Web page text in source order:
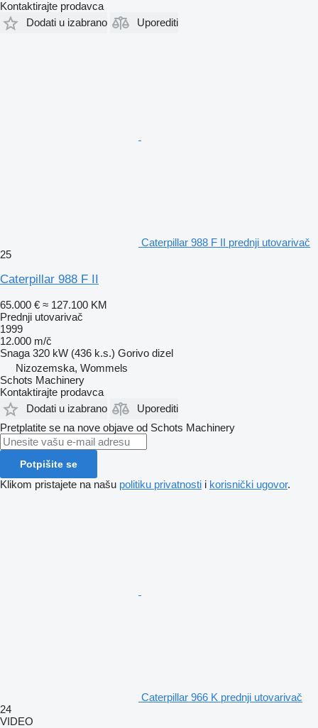
Kontaktirajte prodavca
Dodati u izabrano
Uporediti
Caterpillar 988 F II prednji utovarivač
25
Caterpillar 988 F II
65.000 € ≈ 127.100 KM
Prednji utovarivač
1999
12.000 m/č
Snaga 320 kW (436 k.s.) Gorivo dizel
Nizozemska, Wommels
Schots Machinery
Kontaktirajte prodavca
Dodati u izabrano
Uporediti
Pretplatite se na nove objave od Schots Machinery
Potpišite se
Klikom pristajete na našu politiku privatnosti i korisnički ugovor.
Caterpillar 966 K prednji utovarivač
24
VIDEO